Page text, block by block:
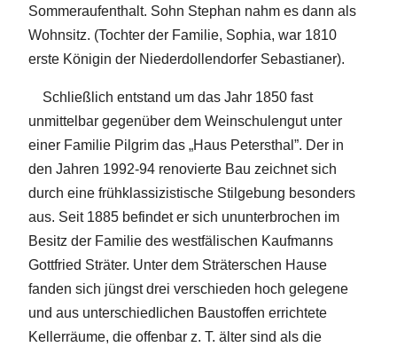
Sommeraufenthalt. Sohn Stephan nahm es dann als
Wohnsitz. (Tochter der Familie, Sophia, war 1810
erste Königin der Niederdollendorfer Sebastianer).
Schließlich entstand um das Jahr 1850 fast
unmittelbar gegenüber dem Weinschulengut unter
einer Familie Pilgrim das „Haus Petersthal”. Der in
den Jahren 1992-94 renovierte Bau zeichnet sich
durch eine frühklassizistische Stilgebung besonders
aus. Seit 1885 befindet er sich ununterbrochen im
Besitz der Familie des westfälischen Kaufmanns
Gottfried Sträter. Unter dem Sträterschen Hause
fanden sich jüngst drei verschieden hoch gelegene
und aus unterschiedlichen Baustoffen errichtete
Kellerräume, die offenbar z. T. älter sind als die